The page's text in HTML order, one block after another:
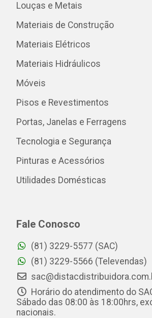
Louças e Metais
Materiais de Construção
Materiais Elétricos
Materiais Hidráulicos
Móveis
Pisos e Revestimentos
Portas, Janelas e Ferragens
Tecnologia e Segurança
Pinturas e Acessórios
Utilidades Domésticas
Fale Conosco
(81) 3229-5577 (SAC)
(81) 3229-5566 (Televendas)
Horário do atendimento do
Sábado das 08:00 às 18:00hrs,
nacionais.